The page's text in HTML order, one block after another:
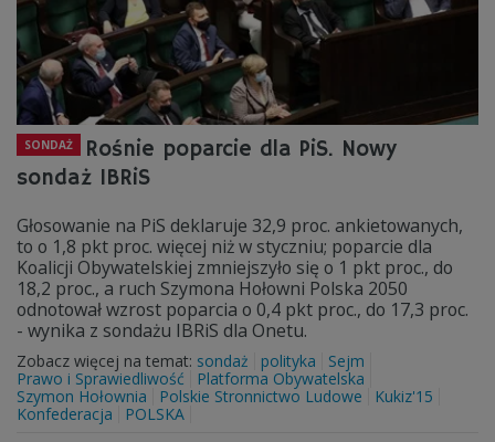
SONDAŻ
Rośnie poparcie dla PiS. Nowy
sondaż IBRiS
Głosowanie na PiS deklaruje 32,9 proc. ankietowanych,
to o 1,8 pkt proc. więcej niż w styczniu; poparcie dla
Koalicji Obywatelskiej zmniejszyło się o 1 pkt proc., do
18,2 proc., a ruch Szymona Hołowni Polska 2050
odnotował wzrost poparcia o 0,4 pkt proc., do 17,3 proc.
- wynika z sondażu IBRiS dla Onetu.
Zobacz więcej na temat: sondaż polityka
Sejm
Prawo i Sprawiedliwość
Platforma Obywatelska
Szymon Hołownia
Polskie Stronnictwo Ludowe
Kukiz'15
Konfederacja
POLSKA